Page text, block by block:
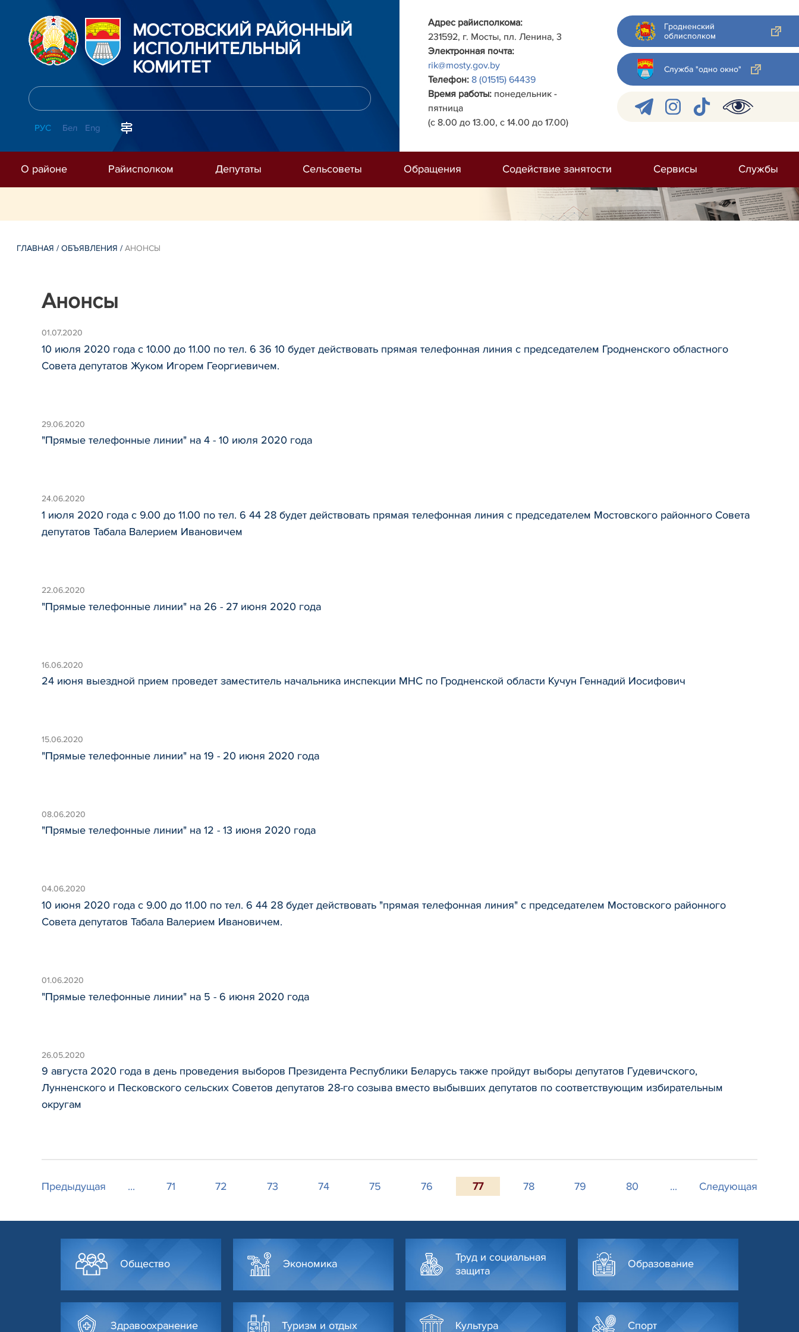
МОСТОВСКИЙ РАЙОННЫЙ
ИСПОЛНИТЕЛЬНЫЙ
КОМИТЕТ
РУС Бел Eng
Адрес райисполкома:
231592, г. Мосты, пл. Ленина, 3
Электронная почта:
rik@mosty.gov.by
Телефон: 8 (01515) 64439
Время работы: понедельник -
пятница
(с 8.00 до 13.00, с 14.00 до 17.00)
Гродненский
облисполком
Служба "одно окно"
О районе Райисполком Депутаты Сельсоветы Обращения Содействие занятости Сервисы Службы
ГЛАВНАЯ /ОБЪЯВЛЕНИЯ /АНОНСЫ
Анонсы
01.07.2020
10 июля 2020 года с 10.00 до 11.00 по тел. 6 36 10 будет действовать прямая телефонная линия с председателем Гродненского областного
Совета депутатов Жуком Игорем Георгиевичем.
29.06.2020
"Прямые телефонные линии" на 4 - 10 июля 2020 года
24.06.2020
1 июля 2020 года с 9.00 до 11.00 по тел. 6 44 28 будет действовать прямая телефонная линия с председателем Мостовского районного Совета
депутатов Табала Валерием Ивановичем
22.06.2020
"Прямые телефонные линии" на 26 - 27 июня 2020 года
16.06.2020
24 июня выездной прием проведет заместитель начальника инспекции МНС по Гродненской области Кучун Геннадий Иосифович
15.06.2020
"Прямые телефонные линии" на 19 - 20 июня 2020 года
08.06.2020
"Прямые телефонные линии" на 12 - 13 июня 2020 года
04.06.2020
10 июня 2020 года с 9.00 до 11.00 по тел. 6 44 28 будет действовать "прямая телефонная линия" с председателем Мостовского районного
Совета депутатов Табала Валерием Ивановичем.
01.06.2020
"Прямые телефонные линии" на 5 - 6 июня 2020 года
26.05.2020
9 августа 2020 года в день проведения выборов Президента Республики Беларусь также пройдут выборы депутатов Гудевичского,
Лунненского и Песковского сельских Советов депутатов 28-го созыва вместо выбывших депутатов по соответствующим избирательным
округам
Предыдущая ... 71 72 73 74 75 76 77 78 79 80 ... Следующая
Общество Экономика
Труд и социальная
защита
Образование
Здравоохранение Туризм и отдых Культура Спорт